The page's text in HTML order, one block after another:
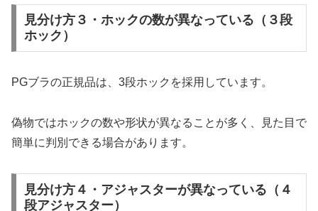
見分け方３・ホックの数が異なっている（３段
ホック）
PGブラの正規品は、3段ホックを採用しています。
偽物ではホックの数や形状が異なることが多く、見た目で
簡単に判別できる場合があります。
見分け方４・アジャスターが異なっている（４
段アジャスター）